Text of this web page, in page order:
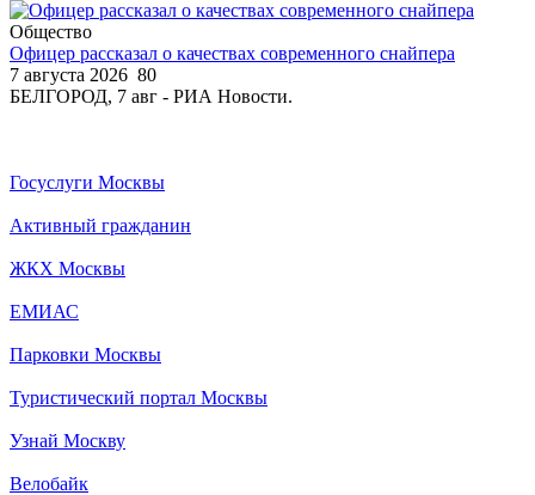
Общество
Офицер рассказал о качествах современного снайпера
7 августа 2026 80
БЕЛГОРОД, 7 авг - РИА Новости.
Госуслуги Москвы
Активный гражданин
ЖКХ Москвы
ЕМИАС
Парковки Москвы
Туристический портал Москвы
Узнай Москву
Велобайк